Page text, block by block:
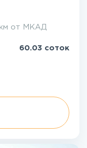
от МКАД
60.03 соток